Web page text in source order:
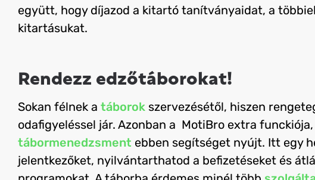
együtt, hogy díjazod a kitartó tanítványaidat, a
kitartásukat.
Rendezz edzőtáborokat!
Sokan félnek a táborok szervezésétől, hiszen
odafigyeléssel jár. Azonban a MotiBro extra funckiója,
tábormenedzsment ebben segítséget nyújt. Itt egy
jelentkezőket, nyilvántarthatod a befizetéseket és